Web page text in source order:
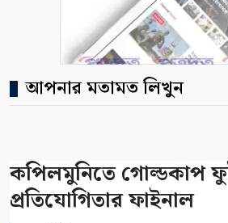
আপনার মতামত লিখুন
কপিলমুনিতে গোল্ডকাপ
প্রতিযোগিতার ফাইনাল